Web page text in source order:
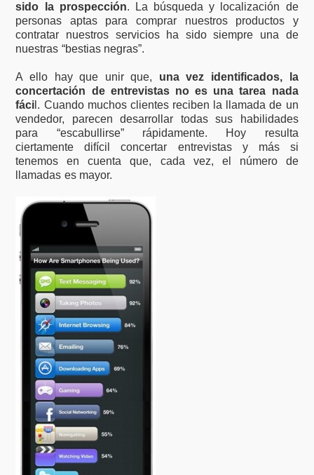
sido
la prospección. La búsqueda y localización de
personas aptas para comprar nuestros productos y
contratar nuestros servicios ha sido siempre una de
nuestras “bestias negras”.
A ello hay que unir que, una vez identificados, la
concertación de entrevistas no es una tarea nada
fáci l. Cuando muchos clientes reciben la llamada de un
vendedor, parecen desarrollar todas sus habilidades
para “escabullirse” rápidamente. Hoy resulta
ciertamente difícil concertar entrevistas y más si
tenemos en cuenta que, cada vez, el número de
llamadas es mayor.